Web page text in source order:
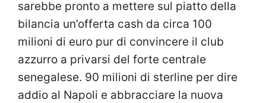
sarebbe pronto a mettere sul piatto della
bilancia un’offerta cash da circa 100
milioni di euro pur di convincere il club
azzurro a privarsi del forte centrale
senegalese. 90 milioni di sterline per dire
addio al Napoli e abbracciare la nuova